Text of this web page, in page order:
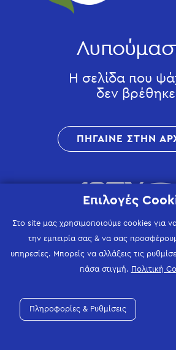
Η σελίδα που
δεν
ΠΗΓΑΙΝΕ ΣΤΗΝ
Επιλογές
Στο site μας χρησιμοποιούμε cookies για
την εμπειρία σας & να σας
υπηρεσίες. Μπορείς να αλλάξεις τις
πάσα στιγμή. Πολιτική
Πληροφορίες & Ρυθμίσεις